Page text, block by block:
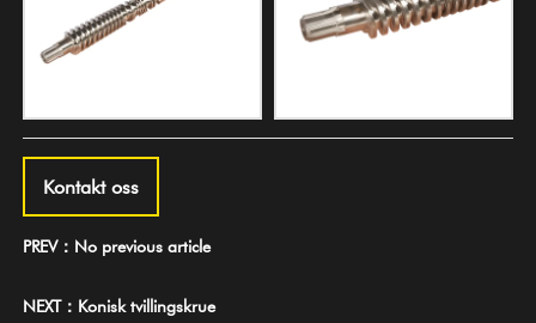
Kontakt oss
PREV：No previous article
NEXT：Konisk tvillingskrue